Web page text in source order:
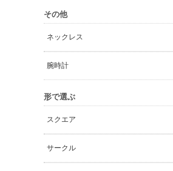
その他
ネックレス
腕時計
形で選ぶ
スクエア
サークル